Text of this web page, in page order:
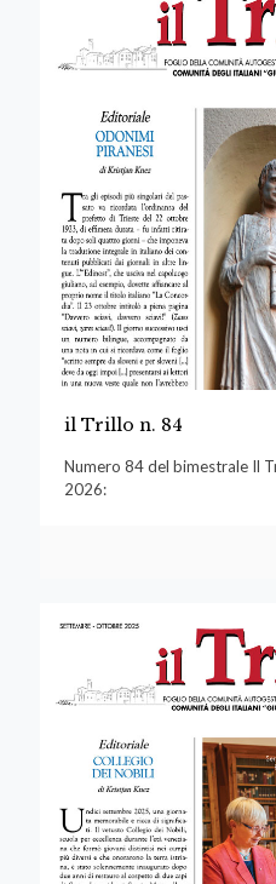
il Trillo n. 84
Numero 84 del bimestrale Il
2026: